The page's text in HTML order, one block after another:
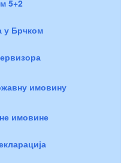
5+2
у Брчком
имовину
имовине